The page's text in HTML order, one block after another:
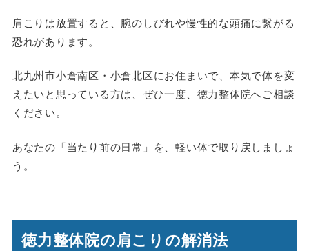
肩こりは放置すると、腕のしびれや慢性的な頭痛に繋がる
恐れがあります。
北九州市小倉南区・小倉北区にお住まいで、本気で体を変
えたいと思っている方は、ぜひ一度、徳力整体院へご相談
ください。
あなたの「当たり前の日常」を、軽い体で取り戻しましょ
う。
徳力整体院の肩こりの解消法